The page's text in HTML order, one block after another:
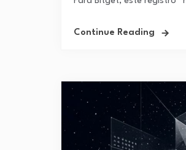
Continue Reading